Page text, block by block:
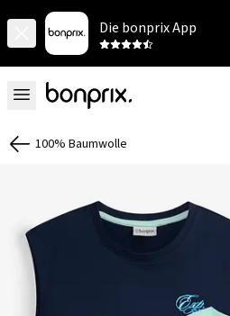
Die bonprix App
100% Baumwolle